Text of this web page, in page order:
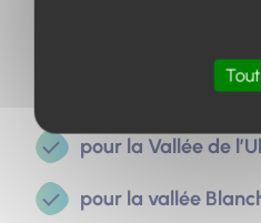
Comment venir dans le
prendre l’autoroute A51
pour la Vallée de
pour la vallée